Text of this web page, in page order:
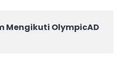
Mengikuti OlympicAD